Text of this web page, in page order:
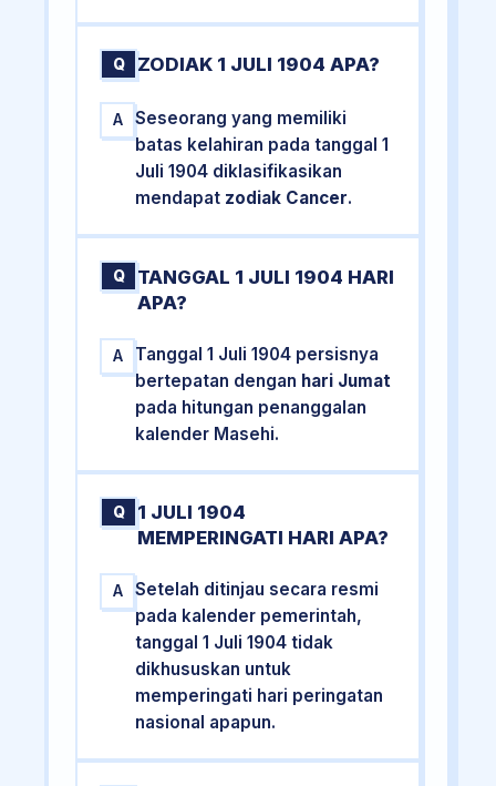
Q ZODIAK 1 JULI 1904 APA?
A
Seseorang yang memiliki
batas kelahiran pada tanggal 1
Juli 1904 diklasifikasikan
mendapat zodiak Cancer.
Q
TANGGAL 1 JULI 1904 HARI
APA?
A
Tanggal 1 Juli 1904 persisnya
bertepatan dengan hari Jumat
pada hitungan penanggalan
kalender Masehi.
Q
1 JULI 1904
MEMPERINGATI HARI APA?
A
Setelah ditinjau secara resmi
pada kalender pemerintah,
tanggal 1 Juli 1904 tidak
dikhususkan untuk
memperingati hari peringatan
nasional apapun.